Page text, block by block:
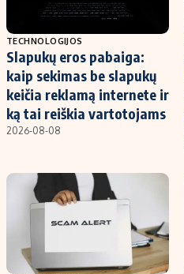
TECHNOLOGIJOS
Slapukų eros pabaiga:
kaip sekimas be slapukų
keičia reklamą internete ir
ką tai reiškia vartotojams
2026-08-08